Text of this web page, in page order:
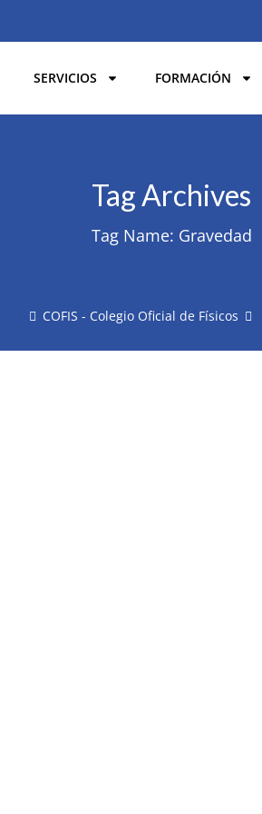
SERVICIOS FORMACIÓN
Tag Archives
Tag Name: Gravedad
COFIS - Colegio Oficial de Físicos